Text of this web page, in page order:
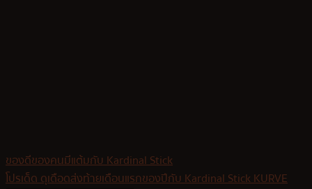
ของดีของคนมีแต้มกับ Kardinal Stick
โปรเด็ด ดุเดือดส่งท้ายเดือนแรกของปีกับ Kardinal Stick KURVE